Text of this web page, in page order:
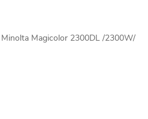
Magicolor 2300DL /2300W/